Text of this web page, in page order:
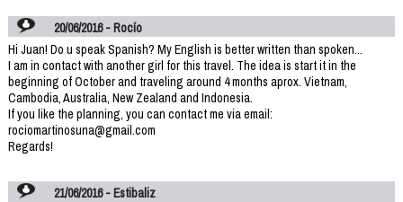
20/06/2016 - Rocío
Hi Juan! Do u speak Spanish? My English is better written than spoken...
I am in contact with another girl for this travel. The idea is start it in the
beginning of October and traveling around 4 months aprox. Vietnam,
Cambodia, Australia, New Zealand and Indonesia.
If you like the planning, you can contact me via email:
rociomartinosuna@gmail.com
Regards!
21/06/2016 - Estibaliz